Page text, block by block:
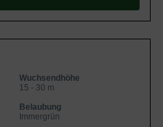
Wuchsendhöhe
15 - 30 m
Belaubung
Immergrün